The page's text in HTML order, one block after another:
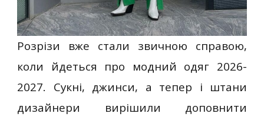
Розрізи вже стали звичною справою,
коли йдеться про модний одяг 2026-
2027. Сукні, джинси, а тепер і штани
дизайнери вирішили доповнити